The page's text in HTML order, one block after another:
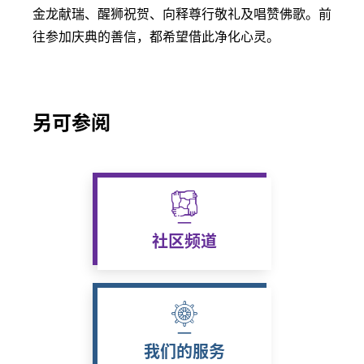
金龙献瑞、醒狮祝贺、向释尊行敬礼及唱赞佛歌。前
往参加庆典的善信，都希望借此净化心灵。
另可参阅
社区频道
我们的服务